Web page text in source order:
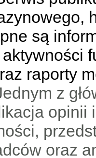
są
raporty
z
oraz